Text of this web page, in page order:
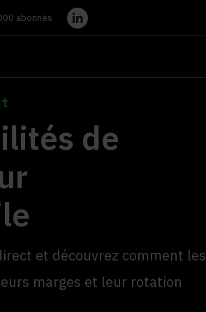
abonnés
de
et découvrez comment les
marges et leur rotation